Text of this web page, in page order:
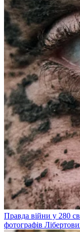
Правда війни у 280
фотографів